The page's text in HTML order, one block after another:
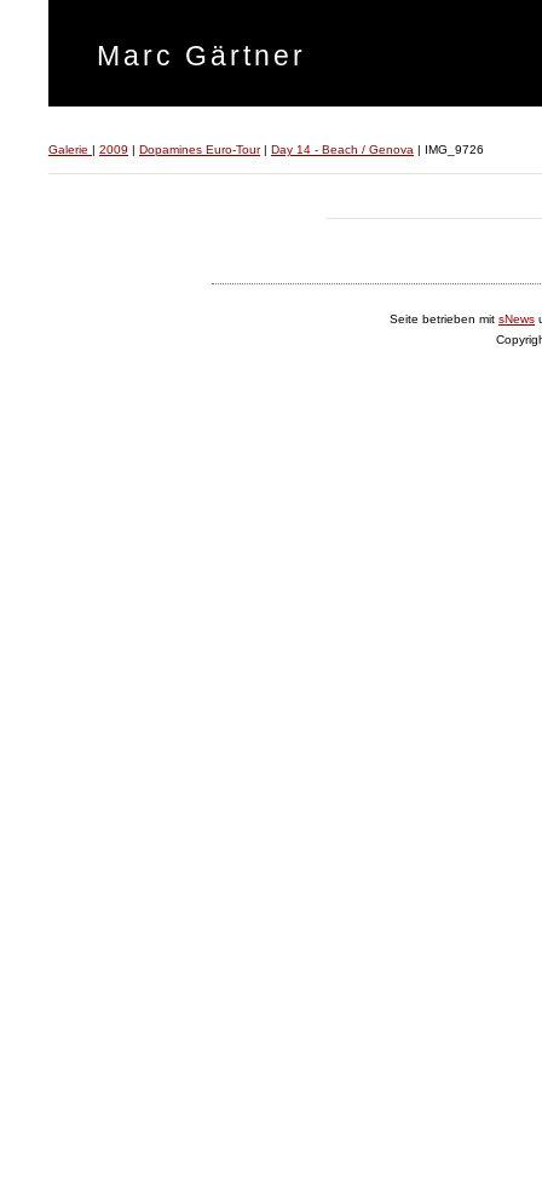
Marc Gärtner
Galerie | 2009 | Dopamines Euro-Tour| Day 14 - Beach / Genova | IMG_9726
Seite betrieben mit sNews